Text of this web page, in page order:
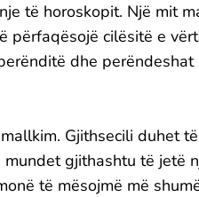
të horoskopit. Një mit
përfaqësojë cilësitë e
dhe
Gjithsecili duhet
gjithashtu të jetë
të mësojmë më